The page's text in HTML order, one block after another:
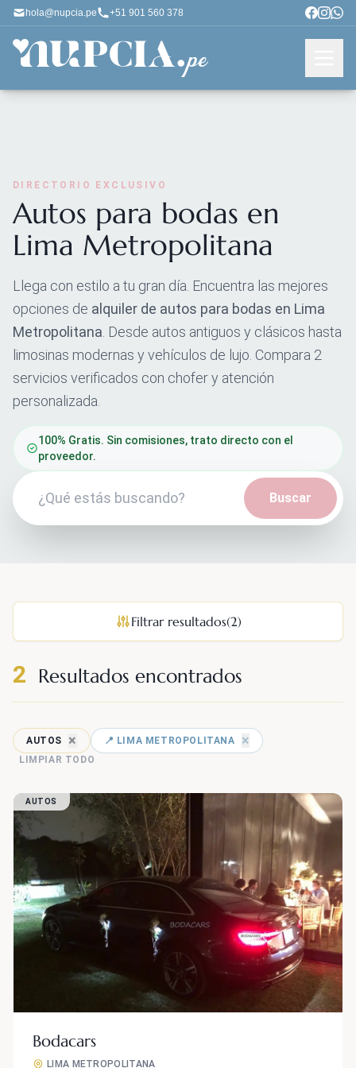
hola@nupcia.pe +51 901 560 378
DIRECTORIO EXCLUSIVO
Autos para bodas en
Lima Metropolitana
Llega con estilo a tu gran día. Encuentra las mejores
opciones de alquiler de autos para bodas en Lima
Metropolitana . Desde autos antiguos y clásicos hasta
limosinas modernas y vehículos de lujo. Compara 2
servicios verificados con chofer y atención
personalizada.
100% Gratis. Sin comisiones, trato directo con el
proveedor.
Buscar
Filtrar resultados(2)
2 Resultados encontrados
AUTOS × 📍 LIMA METROPOLITANA ×
LIMPIAR TODO
AUTOS
Bodacars
LIMA METROPOLITANA